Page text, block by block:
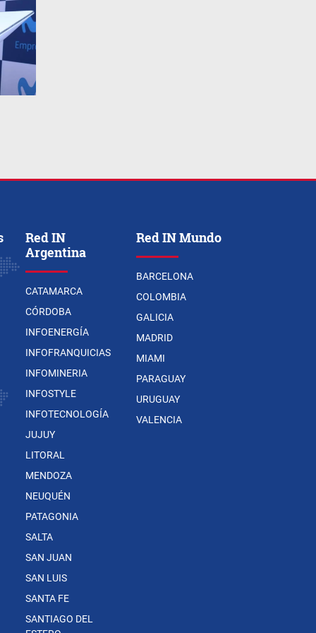
Red IN
Argentina
CATAMARCA
CÓRDOBA
INFOENERGÍA
INFOFRANQUICIAS
INFOMINERIA
INFOSTYLE
INFOTECNOLOGÍA
JUJUY
LITORAL
MENDOZA
NEUQUÉN
PATAGONIA
SALTA
SAN JUAN
SAN LUIS
SANTA FE
SANTIAGO DEL
Red IN Mundo
BARCELONA
COLOMBIA
GALICIA
MADRID
MIAMI
PARAGUAY
URUGUAY
VALENCIA